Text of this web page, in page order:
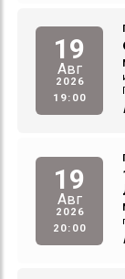
19
Авг
2026
19:00
19
Авг
2026
20:00